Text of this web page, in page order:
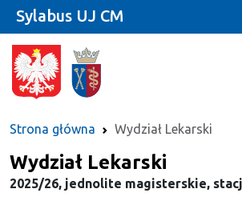
Strona główna
Wydział Lekarski
Sylabus UJ CM
Wydział Lekarski
2025/26, jednolite magisterskie,